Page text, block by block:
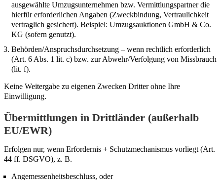
ausgewählte Umzugsunternehmen bzw. Vermittlungspartner die
hierfür erforderlichen Angaben (Zweckbindung, Vertraulichkeit
vertraglich gesichert). Beispiel: Umzugsauktionen GmbH & Co.
KG (sofern genutzt).
Behörden/Anspruchsdurchsetzung – wenn rechtlich erforderlich
(Art. 6 Abs. 1 lit. c) bzw. zur Abwehr/Verfolgung von Missbrauch
(lit. f).
Keine Weitergabe zu eigenen Zwecken Dritter ohne Ihre
Einwilligung.
Übermittlungen in Drittländer (außerhalb
EU/EWR)
Erfolgen nur, wenn Erfordernis + Schutzmechanismus vorliegt (Art.
44 ff. DSGVO), z. B.
Angemessenheitsbeschluss, oder